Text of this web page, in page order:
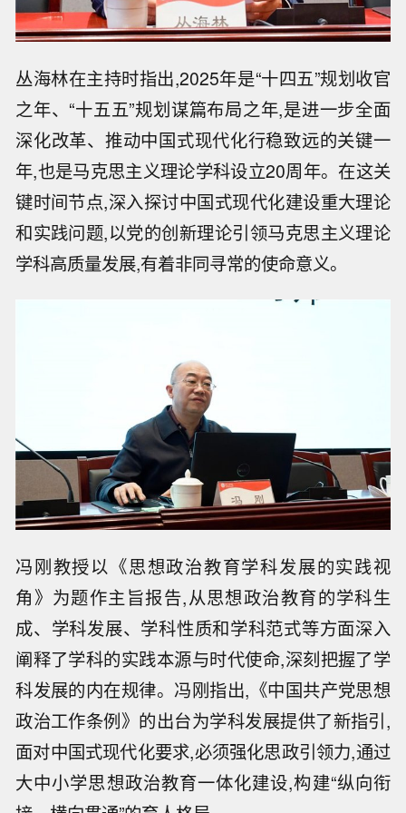
丛海林在主持时指出,2025年是“十四五”规划收官
之年、“十五五”规划谋篇布局之年,是进一步全面
深化改革、推动中国式现代化行稳致远的关键一
年,也是马克思主义理论学科设立20周年。在这关
键时间节点,深入探讨中国式现代化建设重大理论
和实践问题,以党的创新理论引领马克思主义理论
学科高质量发展,有着非同寻常的使命意义。
冯刚教授以《思想政治教育学科发展的实践视
角》为题作主旨报告,从思想政治教育的学科生
成、学科发展、学科性质和学科范式等方面深入
阐释了学科的实践本源与时代使命,深刻把握了学
科发展的内在规律。冯刚指出,《中国共产党思想
政治工作条例》的出台为学科发展提供了新指引,
面对中国式现代化要求,必须强化思政引领力,通过
大中小学思想政治教育一体化建设,构建“纵向衔